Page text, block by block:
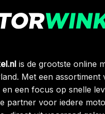
is de grootste online
Met een assortiment
een focus op snelle
partner voor iedere